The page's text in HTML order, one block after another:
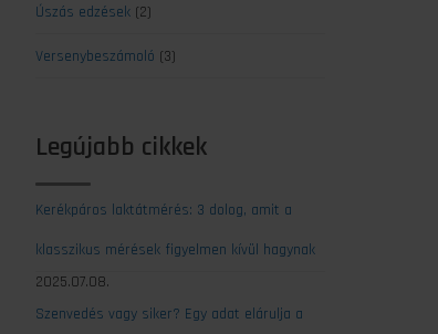
Úszás edzések(2)
Versenybeszámoló (3)
Legújabb cikkek
Kerékpáros laktátmérés: 3 dolog, amit a
klasszikus mérések figyelmen kívül hagynak
2025.07.08.
Szenvedés vagy siker? Egy adat elárulja a